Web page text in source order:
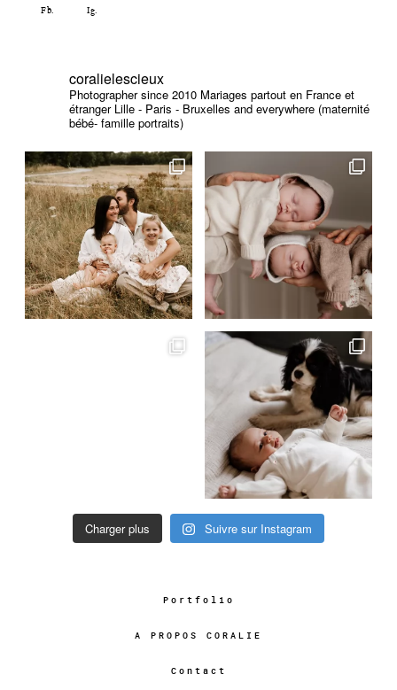
coralielescieux
Photographer since 2010 Mariages partout en France et
étranger Lille - Paris - Bruxelles and everywhere (maternité
bébé- famille portraits)
Charger plus Suivre sur Instagram
Portfolio
A PROPOS CORALIE
Contact